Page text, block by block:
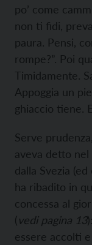
po’ come
non ti fidi,
paura. Pensi,
rompe?”. Poi
Timidamente.
Appoggia un
ghiaccio tiene.
Serve
aveva detto
dalla Svezia
ha ribadito in
concessa al
(vedi pagina 13
essere accolti